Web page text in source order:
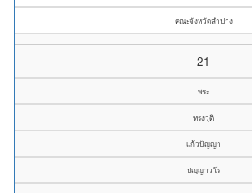
คณะจังหวัดลำปาง
21
พระ
ทรงวุติ
แก้วปัญญา
ปญฺญาวโร